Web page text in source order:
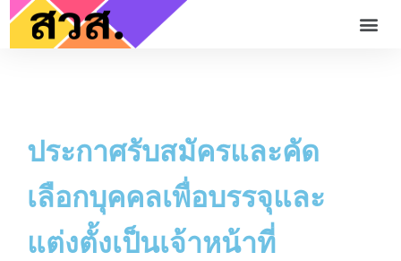
ประกาศรับสมัครและคัด
เลือกบุคคลเพื่อบรรจุและ
แต่งตั้งเป็นเจ้าหน้าที่